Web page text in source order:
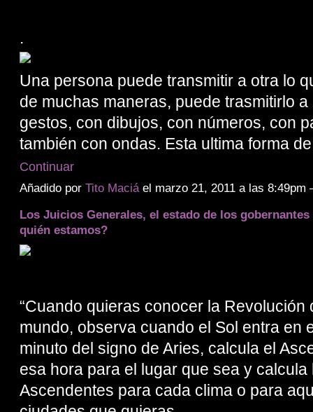
.
Una persona puede transmitir a otra lo
de muchas maneras, puede trasmitirlo a
gestos, con dibujos, con números, con
también con ondas. Esta ultima forma
Continuar
Añadido por Tito Maciáel marzo 21, 2011 a las
Los Juicios Generales, el estado de los gobernantes
quién estamos?
“Cuando quieras conocer la Revolución
mundo, observa cuando el Sol entra en
minuto del signo de Aries, calcula el
esa hora para el lugar que sea y calcula
Ascendentes para cada clima o para